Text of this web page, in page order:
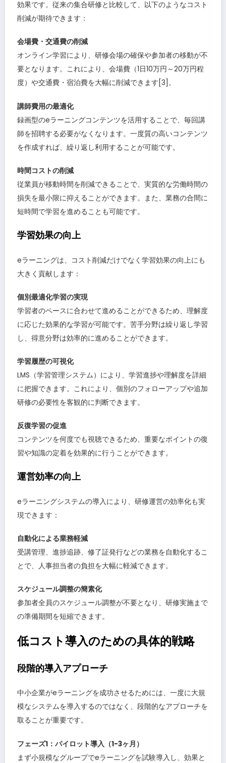
効果です。従来の集合研修と比較して、以下のようなコスト
削減が期待できます：
会場費・交通費の削減
オンライン学習により、研修会場の確保や参加者の移動が不
要となります。これにより、会場費（1日10万円～20万円程
度）や交通費・宿泊費を大幅に削減できます[3]。
講師費用の最適化
録画型のeラーニングコンテンツを活用することで、毎回講
師を招聘する必要がなくなります。一度質の高いコンテンツ
を作成すれば、繰り返し利用することが可能です。
時間コストの削減
従業員が移動時間を削減できることで、実質的な労働時間の
損失を最小限に抑えることができます。また、業務の合間に
短時間で学習を進めることも可能です。
学習効果の向上
eラーニングは、コスト削減だけでなく学習効果の向上にも
大きく貢献します：
個別最適化学習の実現
学習者のペースに合わせて進めることができるため、理解度
に応じた効果的な学習が可能です。苦手分野は繰り返し学習
し、得意分野は効率的に進めることができます。
学習履歴の可視化
LMS（学習管理システム）により、学習進捗や理解度を詳細
に把握できます。これにより、個別のフォローアップや追加
研修の必要性を客観的に判断できます。
反復学習の促進
コンテンツを何度でも視聴できるため、重要なポイントの復
習や知識の定着を効果的に行うことができます。
運営効率の向上
eラーニングシステムの導入により、研修運営の効率化も実
現できます：
自動化による業務軽減
受講管理、進捗追跡、修了証発行などの業務を自動化するこ
とで、人事担当者の負担を大幅に軽減できます。
スケジュール調整の簡素化
参加者全員のスケジュール調整が不要となり、研修実施まで
の準備期間を短縮できます。
低コスト導入のための具体的戦略
段階的導入アプローチ
中小企業がeラーニングを成功させるためには、一度に大規
模なシステムを導入するのではなく、段階的なアプローチを
取ることが重要です。
フェーズ1：パイロット導入（1-3ヶ月）
まず小規模なグループでeラーニングを試験導入し、効果と